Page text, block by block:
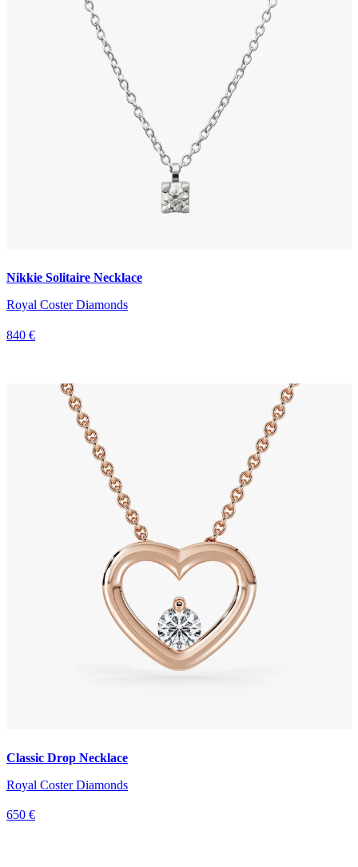
Nikkie Solitaire Necklace
Royal Coster Diamonds
840 €
Classic Drop Necklace
Royal Coster Diamonds
650 €